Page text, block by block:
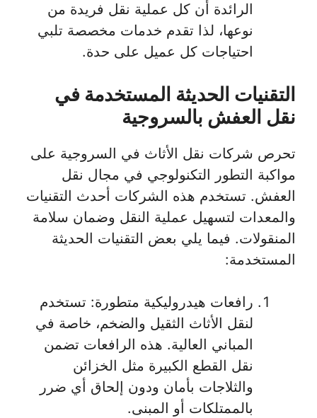
الرائدة أن كل عملية نقل فريدة من
نوعها، لذا تقدم خدمات مخصصة تلبي
احتياجات كل عميل على حدة.
التقنيات الحديثة المستخدمة في
نقل العفش بالسروجية
تحرص شركات نقل الأثاث في السروجية على
مواكبة التطور التكنولوجي في مجال نقل
العفش. تستخدم هذه الشركات أحدث التقنيات
والمعدات لتسهيل عملية النقل وضمان سلامة
المنقولات. فيما يلي بعض التقنيات الحديثة
المستخدمة:
رافعات هيدروليكية متطورة: تستخدم
لنقل الأثاث الثقيل والضخم، خاصة في
المباني العالية. هذه الرافعات تضمن
نقل القطع الكبيرة مثل الخزائن
والثلاجات بأمان ودون إلحاق أي ضرر
بالممتلكات أو المبنى.